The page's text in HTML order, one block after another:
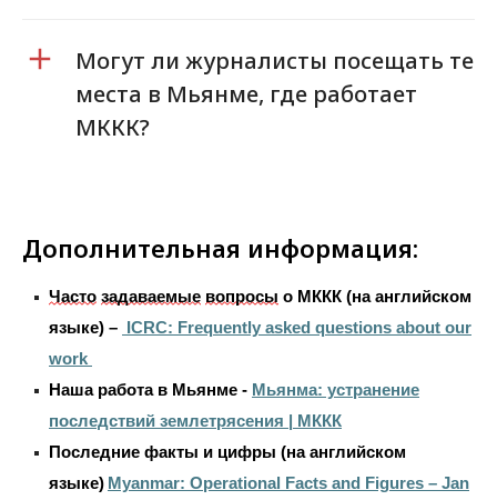
Могут ли журналисты посещать те
места в Мьянме, где работает
МККК?
Дополнительная информация:
Часто задаваемые вопросы о МККК (на английском
языке) –
ICRC: Frequently asked questions about our
work
Наша работа в Мьянме - Мьянма: устранение
последствий землетрясения | МККК
Последние факты и цифры (на английском
языке) Myanmar: Operational Facts and Figures – Jan